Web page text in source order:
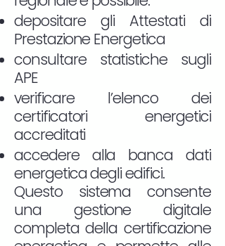
depositare gli Attestati di
Prestazione Energetica
consultare statistiche sugli
APE
verificare l’elenco dei
certificatori energetici
accreditati
accedere alla banca dati
energetica degli edifici.
Questo sistema consente
una gestione digitale
completa della certificazione